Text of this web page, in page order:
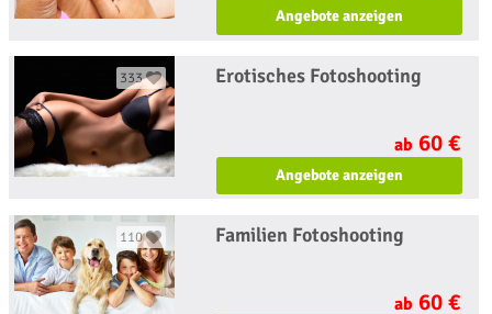
Angebote anzeigen
333 Erotisches Fotoshooting
ab 60 €
Angebote anzeigen
110 Familien Fotoshooting
ab 60 €